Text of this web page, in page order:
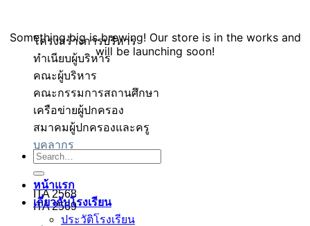
โครงสร้างการบริหาร
ทำเนียบผู้บริหาร
คณะผู้บริหาร
คณะกรรมการสถานศึกษา
เครือข่ายผู้ปกครอง
สมาคมผู้ปกครองและครู
บุคลากร
ITA 2568
ITA 2569
Something big is brewing! Our store is in the works and
will be launching soon!
ตเว็บตรง
บาคาร่า
บาคาร่า
ตเว็บตรง
Search
for:
หน้าแรก
เกี่ยวกับโรงเรียน
ประวัติโรงเรียน